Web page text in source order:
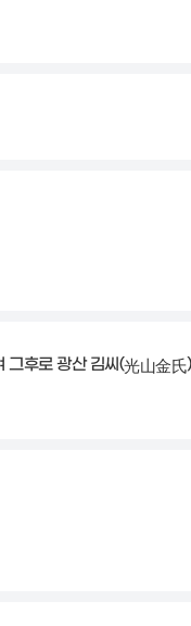
그후로 광산 김씨(光山金氏